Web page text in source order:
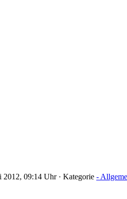
09:14 Uhr · Kategorie -